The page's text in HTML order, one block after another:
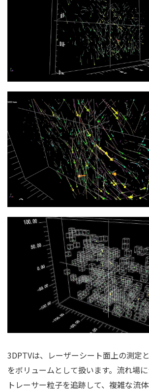
3DPTVは、レーザーシート面上の測定
をボリュームとして扱います。流れ場
トレーサー粒子を追跡して、複雑な流